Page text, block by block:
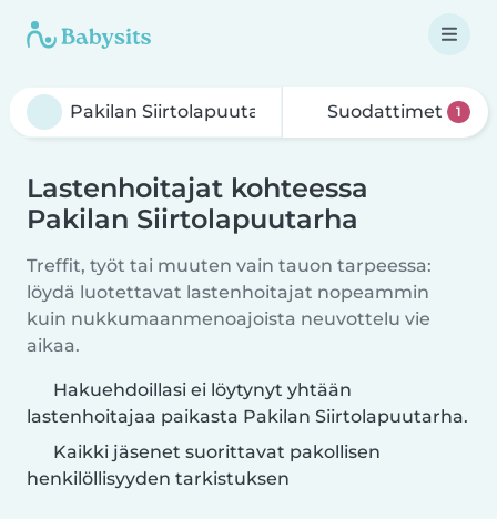
Suodattimet 1
Lastenhoitajat kohteessa
Pakilan Siirtolapuutarha
Treffit, työt tai muuten vain tauon tarpeessa:
löydä luotettavat lastenhoitajat nopeammin
kuin nukkumaanmenoajoista neuvottelu vie
aikaa.
Hakuehdoillasi ei löytynyt yhtään
lastenhoitajaa paikasta Pakilan Siirtolapuutarha.
Kaikki jäsenet suorittavat pakollisen
henkilöllisyyden tarkistuksen